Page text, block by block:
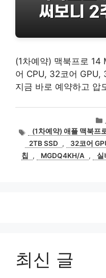
(1차예약) 맥북프로 14
어 CPU, 32코어 GPU,
지금 바로 예약하고 압
태
그
(1차예약) 애플 맥북프
2TB SSD
, 32코어
칩
, MGDQ4KH/A , 실
최신 글